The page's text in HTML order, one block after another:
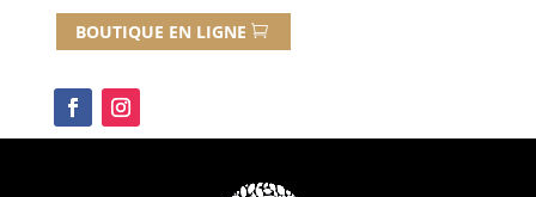
BOUTIQUE EN LIGNE